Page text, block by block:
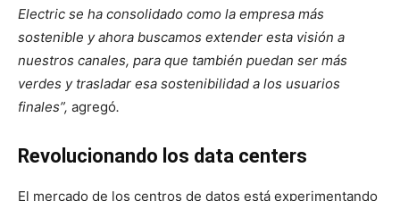
Electric se ha consolidado como la empresa más
sostenible y ahora buscamos extender esta visión a
nuestros canales, para que también puedan ser más
verdes y trasladar esa sostenibilidad a los usuarios
finales”, agregó.
Revolucionando los data centers
El mercado de los centros de datos está experimentando